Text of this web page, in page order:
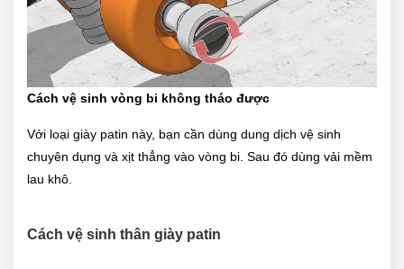
Cách vệ sinh vòng bi không tháo được
Với loại giày patin này, bạn cần dùng dung dịch vệ sinh
chuyên dụng và xịt thẳng vào vòng bi. Sau đó dùng vải mềm
lau khô.
Cách vệ sinh thân giày patin